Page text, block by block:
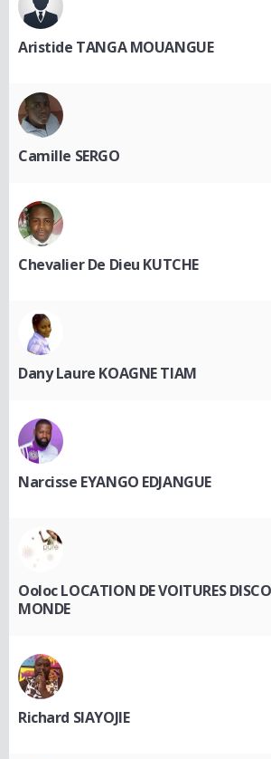
Aristide TANGA MOUANGUE
Camille SERGO
Chevalier De Dieu KUTCHE
Dany Laure KOAGNE TIAM
Narcisse EYANGO EDJANGUE
Ooloc LOCATION DE VOITURES
MONDE
Richard SIAYOJIE